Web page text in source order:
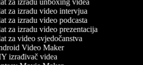
za izradu unboxing videa
za izradu video intervjua
za izradu video podcasta
za izradu video prezentacija
za video svjedočanstva
Video Maker
izrađivač videa